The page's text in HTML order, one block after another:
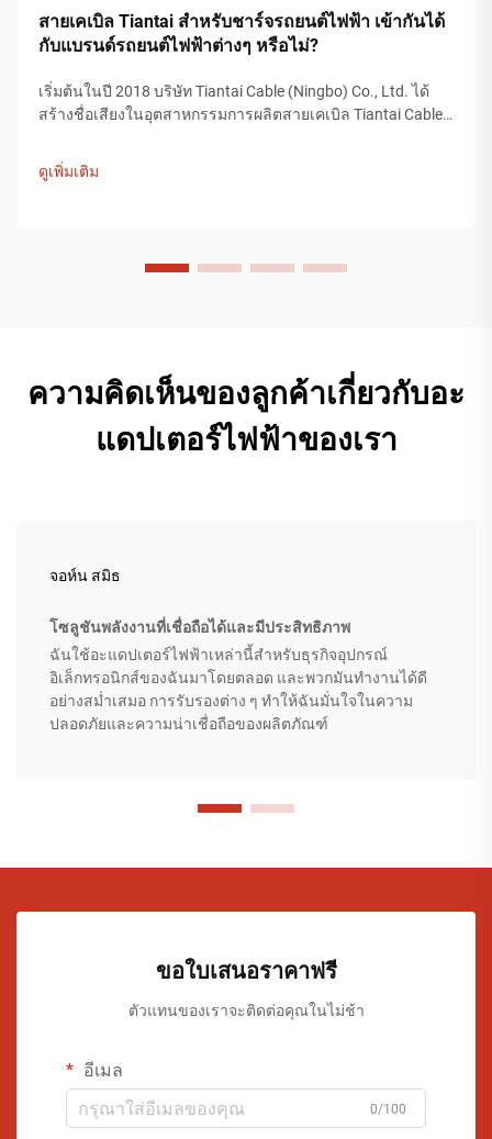
สายเคเบิล Tiantai สำหรับชาร์จรถยนต์ไฟฟ้า เข้ากันได้
กับแบรนด์รถยนต์ไฟฟ้าต่างๆ หรือไม่?
เริ่มต้นในปี 2018 บริษัท Tiantai Cable (Ningbo) Co., Ltd. ได้
สร้างชื่อเสียงในอุตสาหกรรมการผลิตสายเคเบิล Tiantai Cable
และมีพนักงานมากกว่า 200 คน ที่ทำงานในกระบวนการผลิต...
ดูเพิ่มเติม
ความคิดเห็นของลูกค้าเกี่ยวกับอะ
แดปเตอร์ไฟฟ้าของเรา
จอห์น สมิธ
โซลูชันพลังงานที่เชื่อถือได้และมีประสิทธิภาพ
ฉันใช้อะแดปเตอร์ไฟฟ้าเหล่านี้สำหรับธุรกิจอุปกรณ์
อิเล็กทรอนิกส์ของฉันมาโดยตลอด และพวกมันทำงานได้ดี
อย่างสม่ำเสมอ การรับรองต่าง ๆ ทำให้ฉันมั่นใจในความ
ปลอดภัยและความน่าเชื่อถือของผลิตภัณฑ์
ขอใบเสนอราคาฟรี
ตัวแทนของเราจะติดต่อคุณในไม่ช้า
อีเมล
0/100